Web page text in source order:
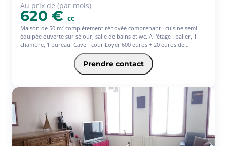
Au prix de (par mois)
620 € cc
Maison de 50 m² complétement rénovée comprenant : cuisine semi
équipée ouverte sur séjour, salle de bains et wc. A l'étage : palier, 1
chambre, 1 bureau. Cave - cour Loyer 600 euros + 20 euros de
provision, pour TOM - Les informations sur les risques auxquels ce
bien est exposé sont disponibles sur le site Géorisques :
www.georisques.gouv.fr
Prendre contact